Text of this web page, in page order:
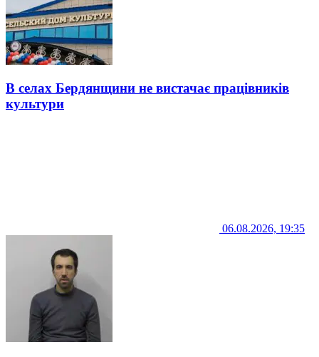
В селах Бердянщини не вистачає працівників
культури
06.08.2026, 19:35